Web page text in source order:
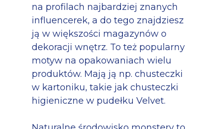
na profilach najbardziej znanych
influencerek, a do tego znajdziesz
ją w większości magazynów o
dekoracji wnętrz. To też popularny
motyw na opakowaniach wielu
produktów. Mają ją np. chusteczki
w kartoniku, takie jak chusteczki
higieniczne w pudełku Velvet.